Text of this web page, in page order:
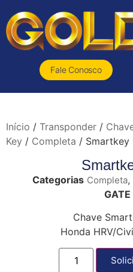
Fale Conosco
Início / Transponder /
Key / Completa / Smartkey
Categorias Completa,
Chave
Honda HRV/